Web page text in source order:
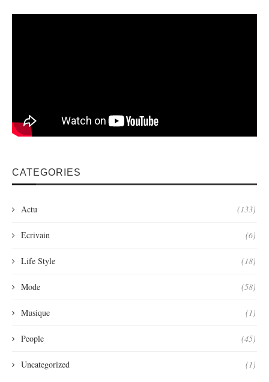
CATEGORIES
Actu (133)
Ecrivain (6)
Life Style (18)
Mode (58)
Musique (1)
People (45)
Uncategorized (1)